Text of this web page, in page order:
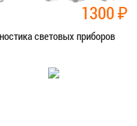
1300₽
световых приборов
Диагностика